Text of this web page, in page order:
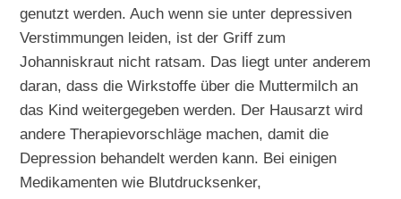
genutzt werden. Auch wenn sie unter depressiven
Verstimmungen leiden, ist der Griff zum
Johanniskraut nicht ratsam. Das liegt unter anderem
daran, dass die Wirkstoffe über die Muttermilch an
das Kind weitergegeben werden. Der Hausarzt wird
andere Therapievorschläge machen, damit die
Depression behandelt werden kann. Bei einigen
Medikamenten wie Blutdrucksenker,